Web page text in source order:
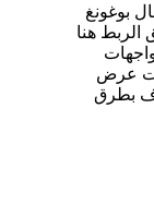
بوغونغ
الربط هنا
عرض
بطرق